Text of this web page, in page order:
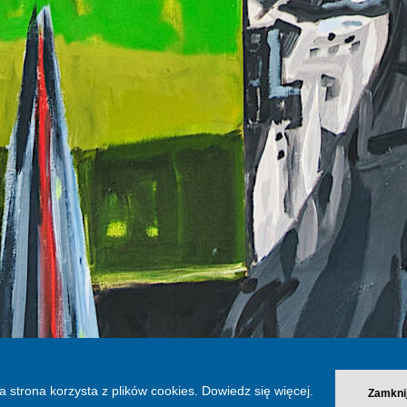
strona korzysta z plików cookies. Dowiedz się więcej.
pracowni prof. Aleksandry Simińskiej / Fot. B. Witkowski /